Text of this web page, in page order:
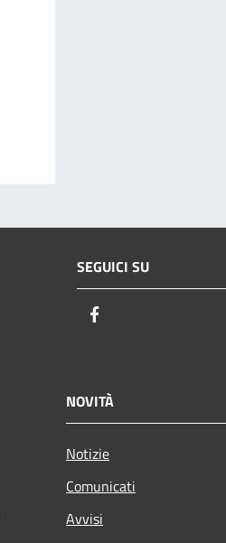
SEGUICI SU
NOVITÀ
Notizie
Comunicati
Avvisi